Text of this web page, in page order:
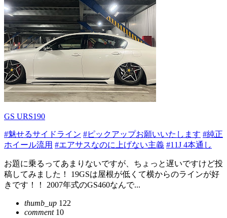
GS URS190
#魅せるサイドライン #ピックアップお願いいたします #純正
ホイール流用 #エアサスなのに上げない主義 #11J 4本通し
お題に乗るってあまりないですが、ちょっと遅いですけど投
稿してみました！ 19GSは屋根が低くて横からのラインが好
きです！！ 2007年式のGS460なんで...
thumb_up 122
comment10